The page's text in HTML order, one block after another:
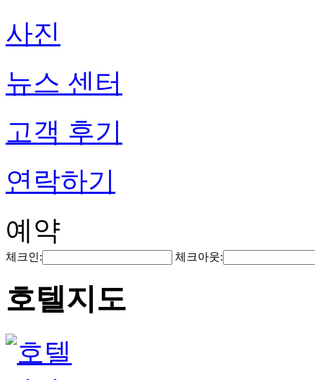
사진
뉴스 센터
고객 후기
연락하기
예약
체크인: 체크아웃:
호텔지도